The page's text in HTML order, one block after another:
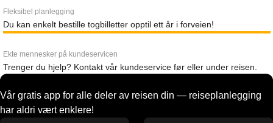
Fleksibel planlegging
Du kan enkelt bestille togbilletter opptil ett år i forveien!
Ekte mennesker på kundeservicen
Trenger du hjelp? Kontakt vår kundeservice før eller under reisen.
Vår gratis app for alle deler av reisen din — reiseplanlegging
har aldri vært enklere!